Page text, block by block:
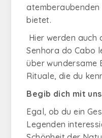
bietet.
Hier werden auch
Senhora do Cabo
über wundersame
Rituale, die du
Begib dich mit
Egal, ob du ein
Legenden